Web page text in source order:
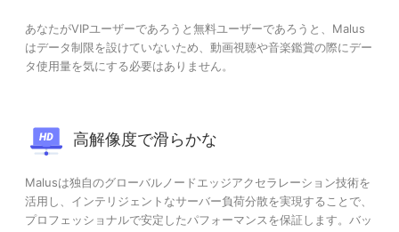
あなたがVIPユーザーであろうと無料ユーザーであろうと、Malus
はデータ制限を設けていないため、動画視聴や音楽鑑賞の際にデー
タ使用量を気にする必要はありません。
高解像度で滑らかな
Malusは独自のグローバルノードエッジアクセラレーション技術を
活用し、インテリジェントなサーバー負荷分散を実現することで、
プロフェッショナルで安定したパフォーマンスを保証します。バッ